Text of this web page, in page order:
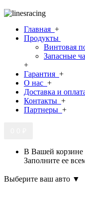
Главная +
Продукты
Винтовая
Запасные
+
Гарантия +
О нас +
Доставка и
Контакты +
Партнеры +
В Вашей корзине
Заполните ее
Выберите ваш авто ▼